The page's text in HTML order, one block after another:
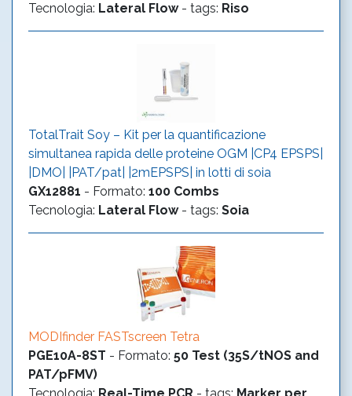
Tecnologia: Lateral Flow - tags: Riso
TotalTrait Soy – Kit per la quantificazione
simultanea rapida delle proteine OGM |CP4 EPSPS|
|DMO| |PAT/pat| |2mEPSPS| in lotti di soia
GX12881 - Formato: 100 Combs
Tecnologia: Lateral Flow - tags: Soia
MODIfinder FASTscreen Tetra
PGE10A-8ST - Formato: 50 Test (35S/tNOS and
PAT/pFMV)